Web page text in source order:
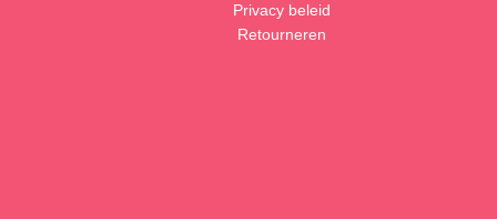
Privacy beleid
Retourneren